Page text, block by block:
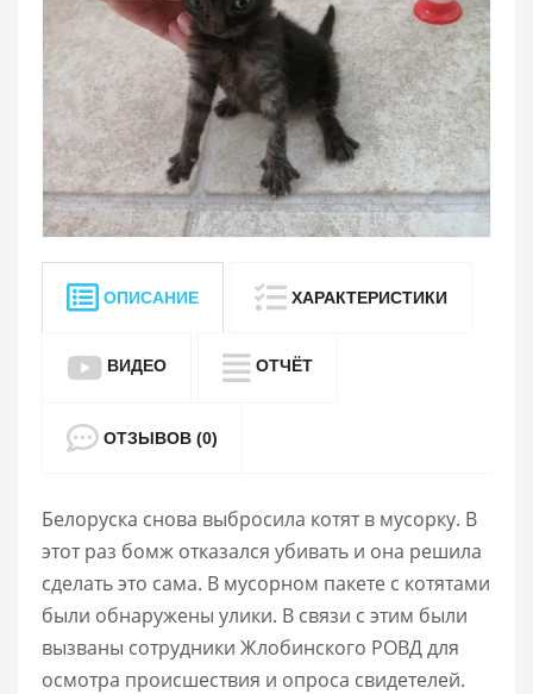
ОПИСАНИЕ ХАРАКТЕРИСТИКИ
ВИДЕО ОТЧЁТ
ОТЗЫВОВ (0)
Белоруска снова выбросила котят в мусорку. В
этот раз бомж отказался убивать и она решила
сделать это сама. В мусорном пакете с котятами
были обнаружены улики. В связи с этим были
вызваны сотрудники Жлобинского РОВД для
осмотра происшествия и опроса свидетелей.